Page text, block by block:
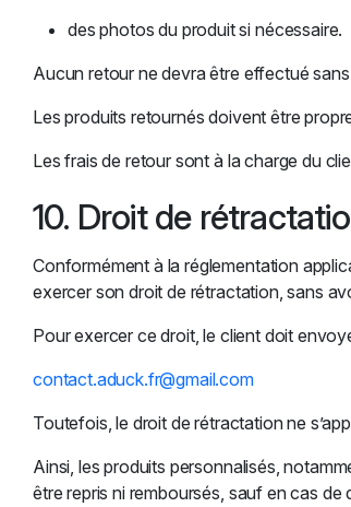
des photos du produit si nécessaire.
Aucun retour ne devra être effectué
Les produits retournés doivent être
Les frais de retour sont à la charge du
10. Droit de
Conformément à la réglementation
exercer son droit de rétractation, sans
Pour exercer ce droit, le client doit
contact.aduck.fr@gmail.com
Toutefois, le droit de rétractation ne
Ainsi, les produits personnalisés,
être repris ni remboursés, sauf en cas